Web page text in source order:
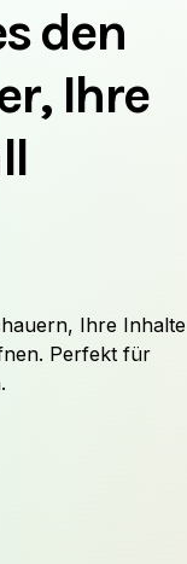
den
Ihre
Ihre Inhalte
Perfekt für